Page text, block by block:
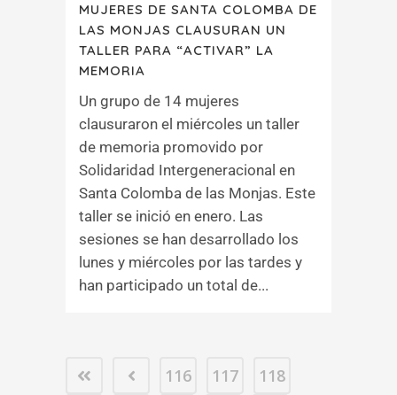
MUJERES DE SANTA COLOMBA DE
LAS MONJAS CLAUSURAN UN
TALLER PARA “ACTIVAR” LA
MEMORIA
Un grupo de 14 mujeres
clausuraron el miércoles un taller
de memoria promovido por
Solidaridad Intergeneracional en
Santa Colomba de las Monjas. Este
taller se inició en enero. Las
sesiones se han desarrollado los
lunes y miércoles por las tardes y
han participado un total de...
116 117
118